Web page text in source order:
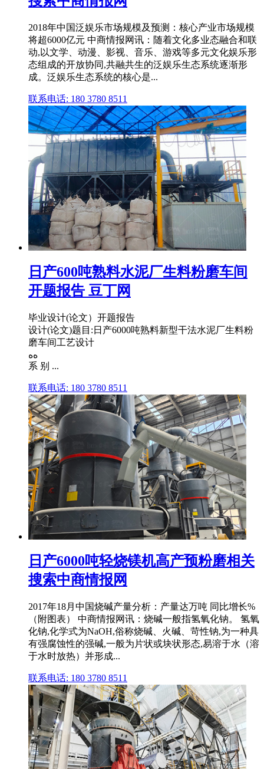
2018年中国泛娱乐市场规模及预测：核心产业市场规模
将超6000亿元 中商情报网讯：随着文化多业态融合和联
动,以文学、动漫、影视、音乐、游戏等多元文化娱乐形
态组成的开放协同,共融共生的泛娱乐生态系统逐渐形
成。泛娱乐生态系统的核心是...
联系电话: 180 3780 8511
日产600吨熟料水泥厂生料粉磨车间
开题报告 豆丁网
毕业设计(论文）开题报告
设计(论文)题目:日产6000吨熟料新型干法水泥厂生料粉
磨车间工艺设计
ﻩﻩ
系 别 ...
联系电话: 180 3780 8511
日产6000吨轻烧镁机高产预粉磨相关
搜索中商情报网
2017年18月中国烧碱产量分析：产量达万吨 同比增长%
（附图表） 中商情报网讯：烧碱一般指氢氧化钠。 氢氧
化钠,化学式为NaOH,俗称烧碱、火碱、苛性钠,为一种具
有强腐蚀性的强碱,一般为片状或块状形态,易溶于水（溶
于水时放热）并形成...
联系电话: 180 3780 8511